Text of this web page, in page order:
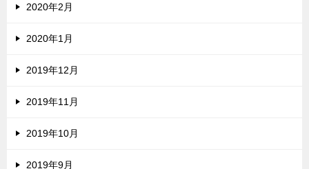
2020年2月
2020年1月
2019年12月
2019年11月
2019年10月
2019年9月